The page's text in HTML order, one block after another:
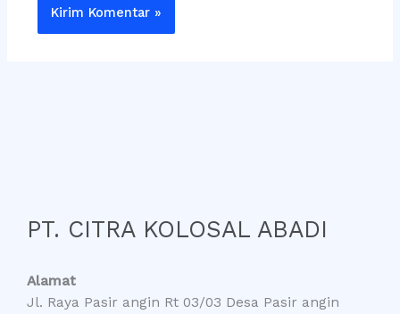
PT. CITRA KOLOSAL ABADI
Alamat
Jl. Raya Pasir angin Rt 03/03 Desa Pasir angin